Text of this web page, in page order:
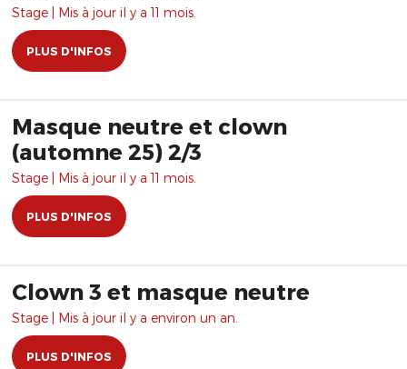
Stage | Mis à jour il y a 11 mois.
PLUS D'INFOS
Masque neutre et clown
(automne 25) 2/3
Stage | Mis à jour il y a 11 mois.
PLUS D'INFOS
Clown 3 et masque neutre
Stage | Mis à jour il y a environ un an.
PLUS D'INFOS